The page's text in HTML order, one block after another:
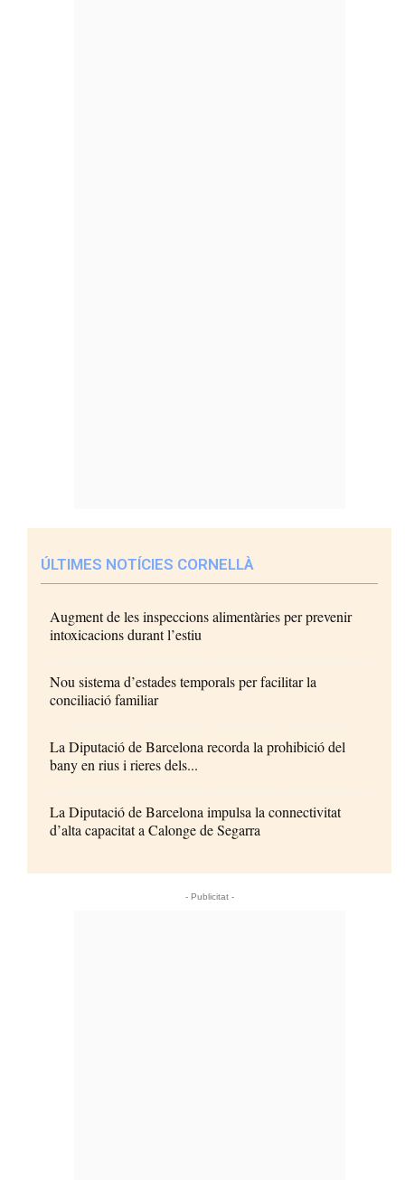
ÚLTIMES NOTÍCIES CORNELLÀ
Augment de les inspeccions alimentàries per prevenir
intoxicacions durant l’estiu
Nou sistema d’estades temporals per facilitar la
conciliació familiar
La Diputació de Barcelona recorda la prohibició del
bany en rius i rieres dels...
La Diputació de Barcelona impulsa la connectivitat
d’alta capacitat a Calonge de Segarra
- Publicitat -